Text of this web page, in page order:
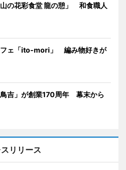
の花彩食堂 龍の憩」 和食職人
フェ「ito-mori」 編み物好きが
吉」が創業170周年 幕末から
リリース